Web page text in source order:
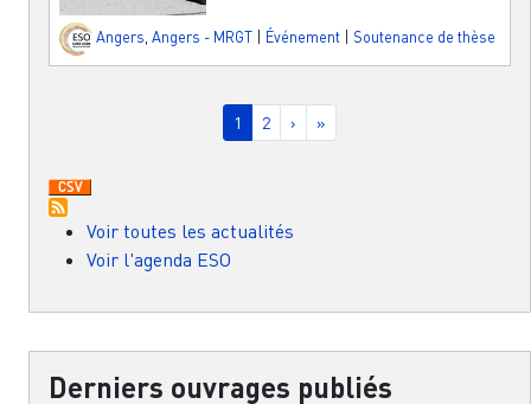
Angers Angers - MRGT Événement Soutenance de thèse
Page courante
1 Page
2 Page suivante
› Dernière page
»
Voir toutes les actualités
Voir l'agenda ESO
Derniers ouvrages publiés